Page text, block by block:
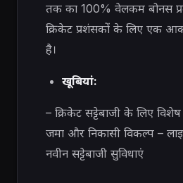
तक का 100% वेलकम बोनस
क्रिकेट प्रशंसकों के लिए एक
है।
खूबियां:
– क्रिकेट सट्टेबाजी के लिए
जमा और निकासी विकल्प –
नवीन सट्टेबाजी सुविधाएं